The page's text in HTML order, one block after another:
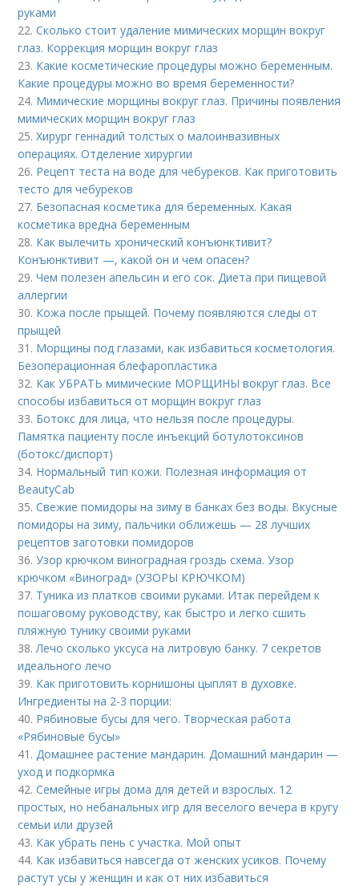
руками
22.Сколько стоит удаление мимических морщин вокруг
глаз. Коррекция морщин вокруг глаз
23. Какие косметические процедуры можно беременным.
Какие процедуры можно во время беременности?
24. Мимические морщины вокруг глаз. Причины появления
мимических морщин вокруг глаз
25.Хирург геннадий толстых о малоинвазивных
операциях. Отделение хирургии
26. Рецепт теста на воде для чебуреков. Как приготовить
тесто для чебуреков
27. Безопасная косметика для беременных. Какая
косметика вредна беременным
28. Как вылечить хронический конъюнктивит?
Конъюнктивит —, какой он и чем опасен?
29.Чем полезен апельсин и его сок. Диета при пищевой
аллергии
30. Кожа после прыщей. Почему появляются следы от
прыщей
31. Морщины под глазами, как избавиться косметология.
Безоперационная блефаропластика
32. Как УБРАТЬ мимические МОРЩИНЫ вокруг глаз. Все
способы избавиться от морщин вокруг глаз
33. Ботокс для лица, что нельзя после процедуры.
Памятка пациенту после инъекций ботулотоксинов
(ботокс/диспорт)
34. Нормальный тип кожи. Полезная информация от
BeautyCab
35.Свежие помидоры на зиму в банках без воды. Вкусные
помидоры на зиму, пальчики оближешь — 28 лучших
рецептов заготовки помидоров
36.Узор крючком виноградная гроздь схема. Узор
крючком «Виноград» (УЗОРЫ КРЮЧКОМ)
37. Туника из платков своими руками. Итак перейдем к
пошаговому руководству, как быстро и легко сшить
пляжную тунику своими руками
38.Лечо сколько уксуса на литровую банку. 7 секретов
идеального лечо
39. Как приготовить корнишоны цыплят в духовке.
Ингредиенты на 2-3 порции:
40. Рябиновые бусы для чего. Творческая работа
«Рябиновые бусы»
41.Домашнее растение мандарин. Домашний мандарин —
уход и подкормка
42.Семейные игры дома для детей и взрослых. 12
простых, но небанальных игр для веселого вечера в кругу
семьи или друзей
43. Как убрать пень с участка. Мой опыт
44. Как избавиться навсегда от женских усиков. Почему
растут усы у женщин и как от них избавиться